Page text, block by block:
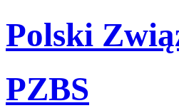
Polski
PZBS